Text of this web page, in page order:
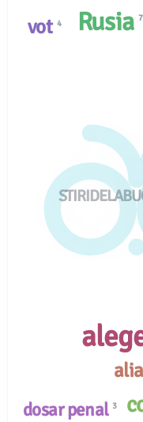
dosar penal 3
vot 4 Rusia7